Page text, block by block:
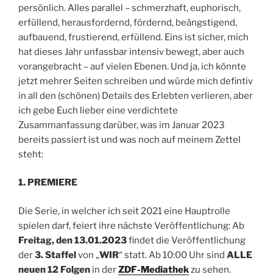
persönlich. Alles parallel – schmerzhaft, euphorisch,
erfüllend, herausfordernd, fördernd, beängstigend,
aufbauend, frustierend, erfüllend. Eins ist sicher, mich
hat dieses Jahr unfassbar intensiv bewegt, aber auch
vorangebracht – auf vielen Ebenen. Und ja, ich könnte
jetzt mehrer Seiten schreiben und würde mich defintiv
in all den (schönen) Details des Erlebten verlieren, aber
ich gebe Euch lieber eine verdichtete
Zusammanfassung darüber, was im Januar 2023
bereits passiert ist und was noch auf meinem Zettel
steht:
1. PREMIERE
Die Serie, in welcher ich seit 2021 eine Hauptrolle
spielen darf, feiert ihre nächste Veröffentlichung: Ab
Freitag, den 13.01.2023findet die Veröffentlichung
der3. Staffelvon „WIR“ statt. Ab 10:00 Uhr sind ALLE
neuen 12 Folgen in derZDF-Mediathekzu sehen.